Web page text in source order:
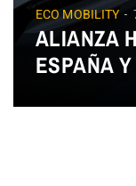
ECO MOBILITY
ALIANZA
ESPAÑA